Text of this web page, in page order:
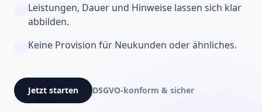
Leistungen, Dauer und Hinweise lassen sich klar
abbilden.
Keine Provision für Neukunden oder ähnliches.
Jetzt starten DSGVO-konform & sicher